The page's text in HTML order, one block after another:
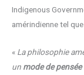
Indigenous
amérindienne tel
« La philosophie
un mode de